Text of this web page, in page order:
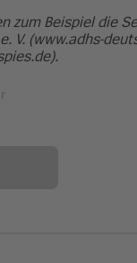
zum Beispiel die
V. (www.adhs-